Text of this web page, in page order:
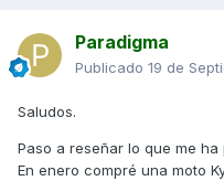
Paradigma
Publicado 19 de
Saludos.
Paso a reseñar lo que me
En enero compré una moto